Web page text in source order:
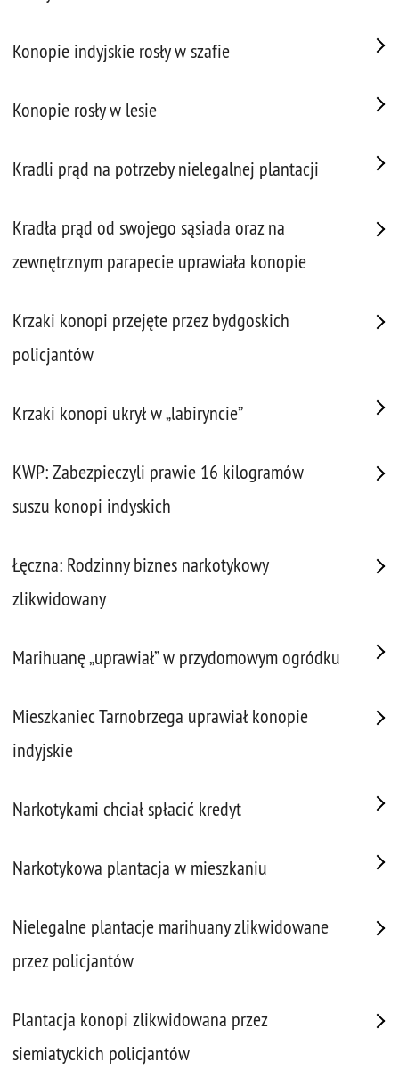
Konopie indyjskie rosły w szafie
Konopie rosły w lesie
Kradli prąd na potrzeby nielegalnej plantacji
Kradła prąd od swojego sąsiada oraz na
zewnętrznym parapecie uprawiała konopie
Krzaki konopi przejęte przez bydgoskich
policjantów
Krzaki konopi ukrył w „labiryncie”
KWP: Zabezpieczyli prawie 16 kilogramów
suszu konopi indyskich
Łęczna: Rodzinny biznes narkotykowy
zlikwidowany
Marihuanę „uprawiał” w przydomowym ogródku
Mieszkaniec Tarnobrzega uprawiał konopie
indyjskie
Narkotykami chciał spłacić kredyt
Narkotykowa plantacja w mieszkaniu
Nielegalne plantacje marihuany zlikwidowane
przez policjantów
Plantacja konopi zlikwidowana przez
siemiatyckich policjantów